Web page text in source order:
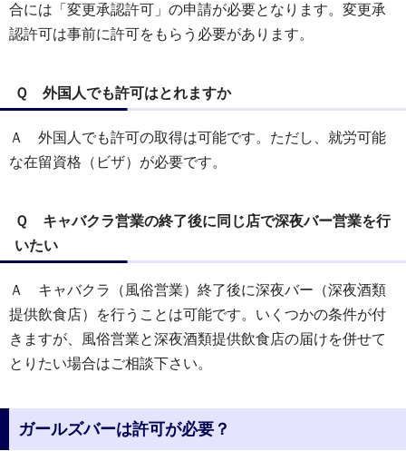
合には「変更承認許可」の申請が必要となります。変更承
認許可は事前に許可をもらう必要があります。
Ｑ 外国人でも許可はとれますか
Ａ 外国人でも許可の取得は可能です。ただし、就労可能
な在留資格（ビザ）が必要です。
Ｑ キャバクラ営業の終了後に同じ店で深夜バー営業を行
いたい
Ａ キャバクラ（風俗営業）終了後に深夜バー（深夜酒類
提供飲食店）を行うことは可能です。いくつかの条件が付
きますが、風俗営業と深夜酒類提供飲食店の届けを併せて
とりたい場合はご相談下さい。
ガールズバーは許可が必要？